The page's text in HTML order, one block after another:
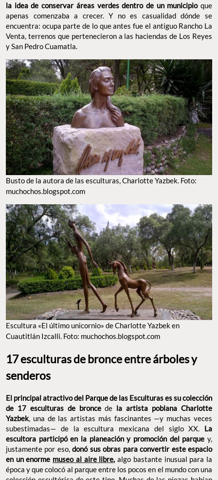
la idea de conservar áreas verdes dentro de un municipioque
apenas comenzaba a crecer. Y no es casualidad dónde se
encuentra: ocupa parte de lo que antes fue el antiguo Rancho La
Venta, terrenos que pertenecieron a las haciendas de Los Reyes
y San Pedro Cuamatla.
Busto de la autora de las esculturas, Charlotte Yazbek. Foto:
muchochos.blogspot.com
Escultura «El último unicornio» de Charlotte Yazbek en
Cuautitlán Izcalli. Foto: muchochos.blogspot.com
17 esculturas de bronce entre árboles y
senderos
El principal atractivo del Parque de las Esculturas es su colección
de 17 esculturas de broncede la artista poblana Charlotte
Yazbek, una de las artistas más fascinantes —y muchas veces
subestimadas— de la escultura mexicana del siglo XX. La
escultora participó en la planeación y promoción del parque y,
justamente por eso,donó sus obras para convertir este espacio
en un enorme museo al aire libre, algo bastante inusual para la
época y que colocó al parque entre los pocos en el mundo con una